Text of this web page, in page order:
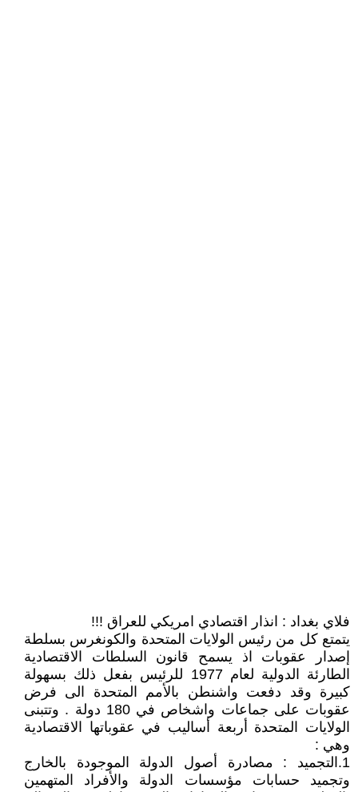
فلاي بغداد : انذار اقتصادي امريكي للعراق !!!
يتمتع كل من رئيس الولايات المتحدة والكونغرس بسلطة
إصدار عقوبات اذ يسمح قانون السلطات الاقتصادية
الطارئة الدولية لعام 1977 للرئيس بفعل ذلك بسهولة
كبيرة وقد دفعت واشنطن بالأمم المتحدة الى فرض
عقوبات على جماعات واشخاص في 180 دولة . وتتبنى
الولايات المتحدة أربعة أساليب في عقوباتها الاقتصادية
وهي :
1.التجميد : مصادرة أصول الدولة الموجودة بالخارج
وتجميد حسابات مؤسسات الدولة والأفراد المتهمين